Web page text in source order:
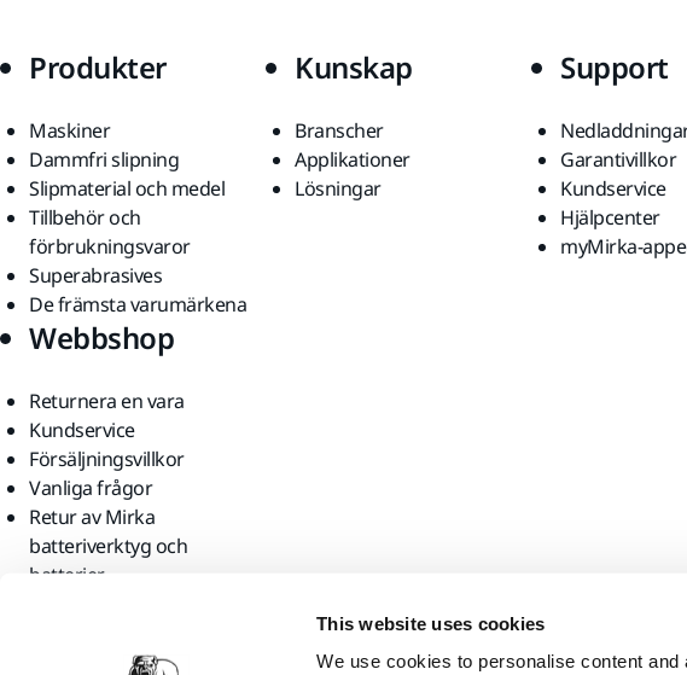
This website uses cookies
We use cookies to personalise content
Produkter
Maskiner
Dammfri slipning
Slipmaterial och medel
Tillbehör och
förbrukningsvaror
Superabrasives
De främsta varumärkena
Kunskap
Branscher
Applikationer
Lösningar
Support
Garantivillkor
Kundservice
Hjälpcenter
myMirka-
Webbshop
Returnera en vara
Kundservice
Försäljningsvillkor
Vanliga frågor
Retur av Mirka
batteriverktyg och
batterier